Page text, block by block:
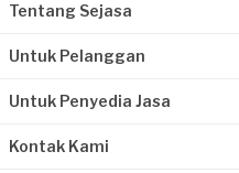
Tentang Sejasa
Untuk Pelanggan
Untuk Penyedia Jasa
Kontak Kami